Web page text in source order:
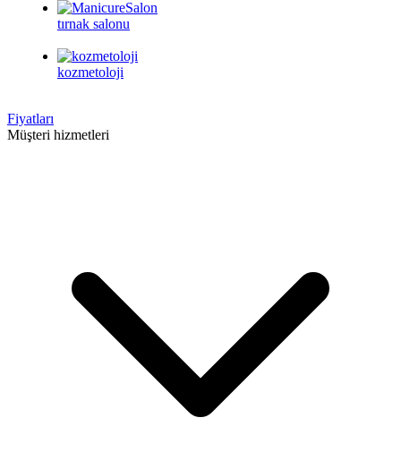
tırnak salonu
kozmetoloji
Fiyatları
Müşteri hizmetleri